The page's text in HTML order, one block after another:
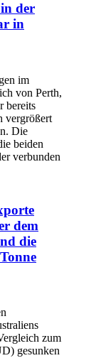
der
in
im
von Perth,
bereits
vergrößert
Die
beiden
verbunden
dem
die
zum
gesunken